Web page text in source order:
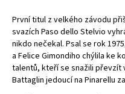
První titul z velkého závodu
svazích Paso dello Stelvio
nikdo nečekal. Psal se rok
a Felice Gimondiho chýlila ke
talentů, kteří se snažili převzít
Battaglin jedoucí na Pinarellu